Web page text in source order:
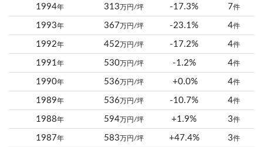
1994年 313 万円/坪 -17.3% 7件
1993年 367 万円/坪 -23.1% 4件
1992年 452 万円/坪 -17.2% 4件
1991年 530万円/坪 -1.2% 4件
1990年 536 万円/坪 +0.0% 4件
1989年 536 万円/坪 -10.7% 4件
1988年 594万円/坪 +1.9% 3件
1987年 583 万円/坪 +47.4% 3件